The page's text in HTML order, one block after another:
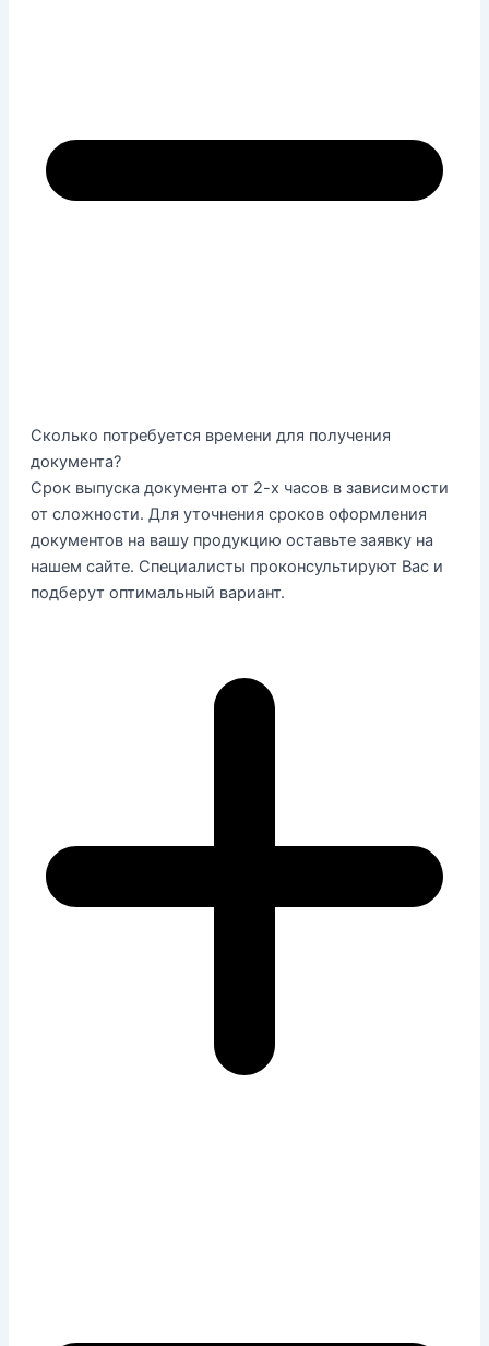
Сколько потребуется времени для получения
документа?
Срок выпуска документа от 2-х часов в зависимости
от сложности. Для уточнения сроков оформления
документов на вашу продукцию оставьте заявку на
нашем сайте. Специалисты проконсультируют Вас и
подберут оптимальный вариант.